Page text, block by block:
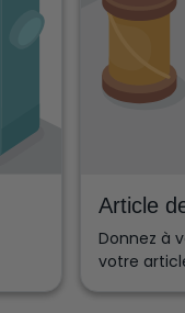
Article
Donnez à
votre